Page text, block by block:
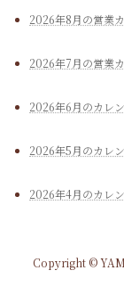
2026年8月の営業
2026年7月の営業
2026年6月のカレ
2026年5月のカレ
2026年4月のカレ
Copyright ©